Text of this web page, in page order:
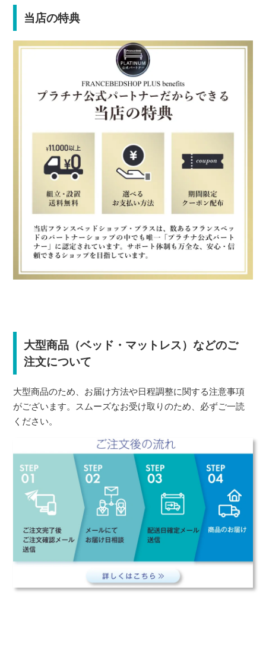
当店の特典
大型商品（ベッド・マットレス）などのご
注文について
大型商品のため、お届け方法や日程調整に関する注意事項
がございます。スムーズなお受け取りのため、必ずご一読
ください。